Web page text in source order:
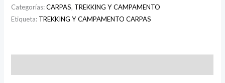
Categorías:CARPAS, TREKKING Y CAMPAMENTO
Etiqueta: TREKKING Y CAMPAMENTO CARPAS